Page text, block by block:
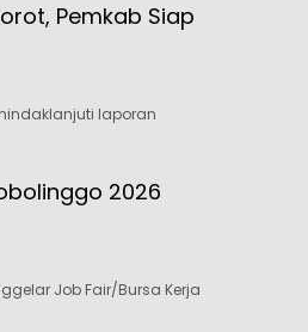
Pemkab Siap
laporan
2026
Job Fair/Bursa Kerja